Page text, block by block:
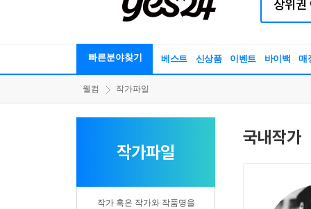
빠른분야찾기 베스트 신상품 이벤트 바이백 매
웰컴 작가파일
작가파일
작가 혹은 작가와 작품명을
국내작가